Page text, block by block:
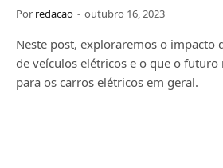
Por redacao outubro 16, 2023
Neste post, exploraremos o impacto
de veículos elétricos e o que o futuro
para os carros elétricos em geral.